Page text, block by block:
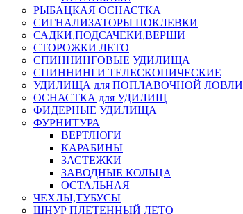
РЫБАЦКАЯ ОСНАСТКА
СИГНАЛИЗАТОРЫ ПОКЛЕВКИ
САДКИ,ПОДСАЧЕКИ,ВЕРШИ
СТОРОЖКИ ЛЕТО
СПИННИНГОВЫЕ УДИЛИЩА
СПИННИНГИ ТЕЛЕСКОПИЧЕСКИЕ
УДИЛИЩА для ПОПЛАВОЧНОЙ ЛОВЛИ
ОСНАСТКА для УДИЛИЩ
ФИДЕРНЫЕ УДИЛИЩА
ФУРНИТУРА
ВЕРТЛЮГИ
КАРАБИНЫ
ЗАСТЕЖКИ
ЗАВОДНЫЕ КОЛЬЦА
ОСТАЛЬНАЯ
ЧЕХЛЫ,ТУБУСЫ
ШНУР ПЛЕТЕННЫЙ ЛЕТО